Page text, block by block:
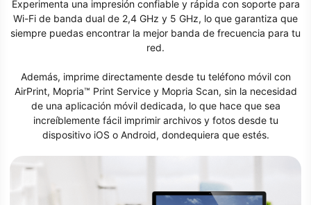
Experimenta una impresión confiable y rápida con soporte para
Wi-Fi de banda dual de 2,4 GHz y 5 GHz, lo que garantiza que
siempre puedas encontrar la mejor banda de frecuencia para tu
red.
Además, imprime directamente desde tu teléfono móvil con
AirPrint, Mopria™ Print Service y Mopria Scan, sin la necesidad
de una aplicación móvil dedicada, lo que hace que sea
increíblemente fácil imprimir archivos y fotos desde tu
dispositivo iOS o Android, dondequiera que estés.